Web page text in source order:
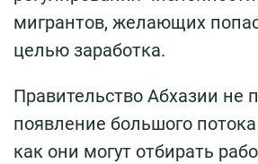
мигрантов, желающих
целью заработка.
Правительство Абхазии не
появление большого
как они могут отбирать